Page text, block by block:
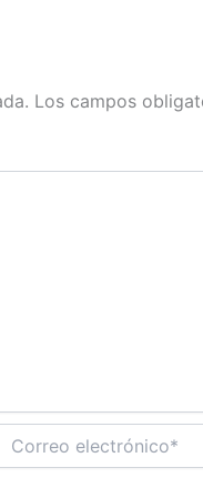
Los campos
electrónico*